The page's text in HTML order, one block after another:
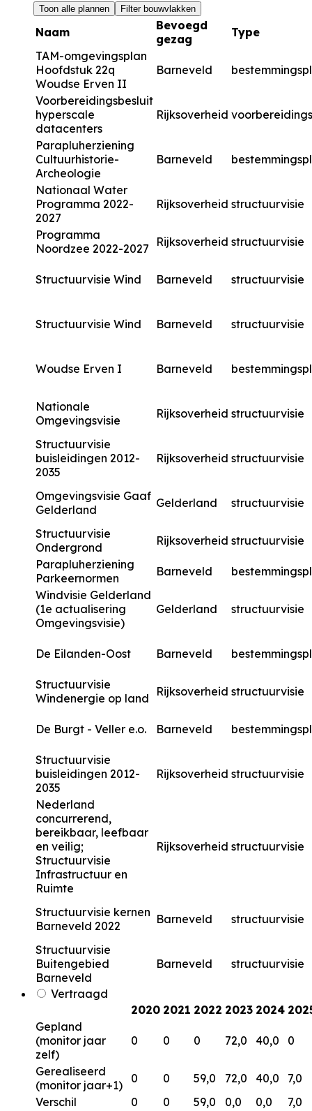
Toon alle plannen Filter bouwvlakken
Naam
Bevoegd
gezag
Type
TAM-omgevingsplan
Hoofdstuk 22q
Woudse Erven II
Barneveld
Voorbereidingsbesluit
hyperscale
datacenters
Rijksoverheid
Parapluherziening
Cultuurhistorie-
Archeologie
Barneveld
Nationaal Water
Programma 2022-
2027
Rijksoverheid structuurvisie
Programma
Noordzee 2022-2027
Rijksoverheid structuurvisie
Structuurvisie Wind Barneveld structuurvisie
Structuurvisie Wind Barneveld structuurvisie
Woudse Erven I Barneveld
Nationale
Omgevingsvisie
Rijksoverheid structuurvisie
Structuurvisie
buisleidingen 2012-
2035
Rijksoverheid structuurvisie
Omgevingsvisie Gaaf
Gelderland
Gelderland structuurvisie
Structuurvisie
Ondergrond
Rijksoverheid structuurvisie
Parapluherziening
Parkeernormen
Barneveld
Windvisie Gelderland
(1e actualisering
Omgevingsvisie)
Gelderland structuurvisie
De Eilanden-Oost Barneveld
Structuurvisie
Windenergie op land
Rijksoverheid structuurvisie
De Burgt - Veller e.o. Barneveld
Structuurvisie
buisleidingen 2012-
2035
Rijksoverheid structuurvisie
Nederland
concurrerend,
bereikbaar, leefbaar
en veilig;
Structuurvisie
Infrastructuur en
Ruimte
Rijksoverheid structuurvisie
Structuurvisie kernen
Barneveld 2022
Barneveld structuurvisie
Structuurvisie
Buitengebied
Barneveld
Barneveld structuurvisie
Vertraagd
2020 2021 2022 2023 2024
Gepland
(monitor jaar
zelf)
0 0 0 72,0 40,0 0
Gerealiseerd
(monitor jaar+1)
0 0 59,0 72,0 40,0
7,0
Verschil
0 0 59,0 0,0 0,0
7,0